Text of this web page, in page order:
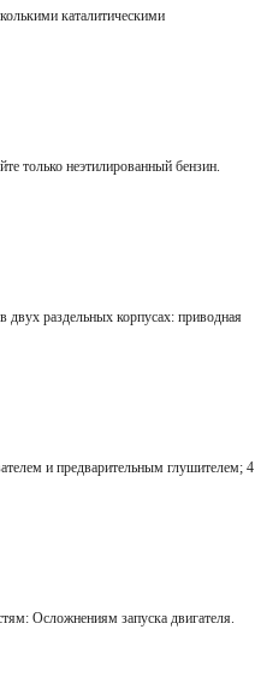
каталитическими
только неэтилированный бензин.
раздельных корпусах: приводная
и предварительным глушителем; 4
Осложнениям запуска двигателя.